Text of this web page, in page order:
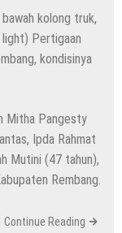
kolong truk,
Pertigaan
kondisinya
Mitha Pangesty
Ipda Rahmat
Mutini (47 tahun),
Rembang.
Continue Reading